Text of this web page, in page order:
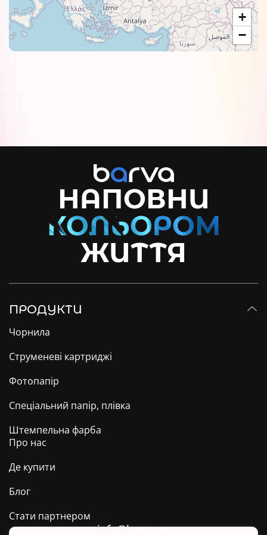
+
−
НАПОВНИ
ЖИТТЯ
ПРОДУКТИ
Чорнила
Струменеві картриджі
Фотопапір
Спеціальний папір, плівка
Штемпельна фарба
Про нас
Де купити
Блог
Стати партнером
info@barva.ua